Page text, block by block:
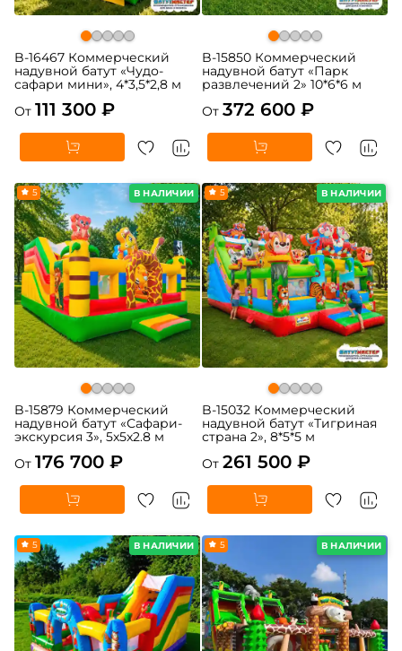
B-16467 Коммерческий
надувной батут «Чудо-
сафари мини», 4*3,5*2,8 м
От 111 300 ₽
B-15850 Коммерческий
надувной батут «Парк
развлечений 2» 10*6*6 м
От 372 600 ₽
В НАЛИЧИИ
5
B-15879 Коммерческий
надувной батут «Сафари-
экскурсия 3», 5x5x2.8 м
От 176 700 ₽
В НАЛИЧИИ
5
B-15032 Коммерческий
надувной батут «Тигриная
страна 2», 8*5*5 м
От 261 500 ₽
В НАЛИЧИИ
5 В НАЛИЧИИ
5